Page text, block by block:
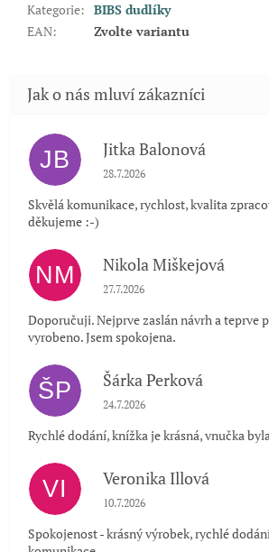
Kategorie: BIBS dudlíky
EAN: Zvolte variantu
JB Jitka Balonová
Hodnocení obchodu je 5 z 5
28.7.2026
Skvělá komunikace, rychlost, kvalita
děkujeme :-)
NM Nikola Miškejová
Hodnocení obchodu je 5 z 5
27.7.2026
Doporučuji. Nejprve zaslán návrh a teprve
vyrobeno. Jsem spokojena.
ŠP Šárka Perková
Hodnocení obchodu je 5 z 5
24.7.2026
Rychlé dodání, knížka je krásná, vnučka
VI Veronika Illová
Hodnocení obchodu je 5 z 5
10.7.2026
Spokojenost - krásný výrobek, rychlé